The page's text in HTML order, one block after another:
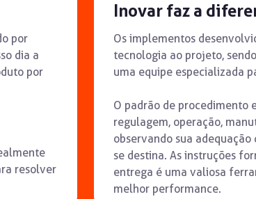
por
dia a
por
resolver
Inovar faz a
Os implementos
tecnologia ao projeto,
uma equipe especializada
O padrão de procedimento
regulagem, operação,
observando sua
se destina. As instruções
entrega é uma valiosa
melhor performance.